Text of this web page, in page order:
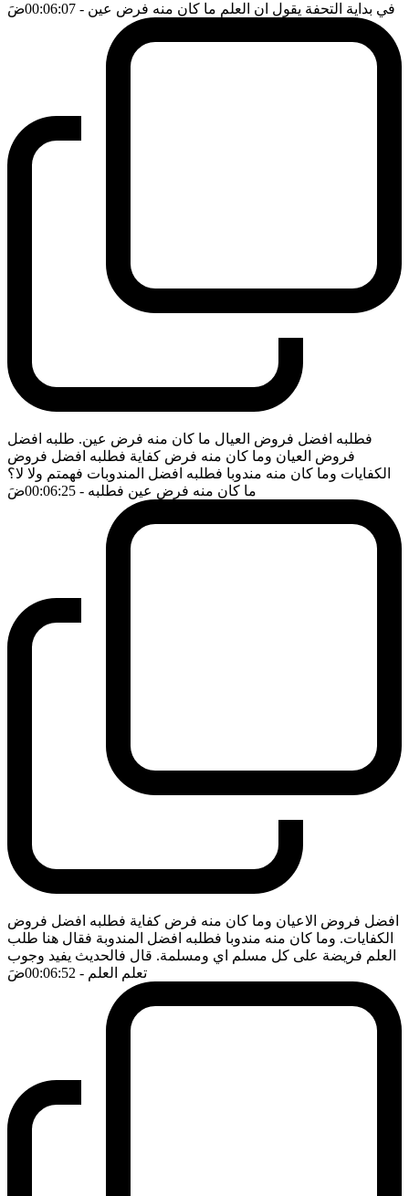
في بداية التحفة يقول ان العلم ما كان منه فرض عين - 00:06:07 ضَ
فطلبه افضل فروض العيال ما كان منه فرض عين. طلبه افضل
فروض العيان وما كان منه فرض كفاية فطلبه افضل فروض
الكفايات وما كان منه مندوبا فطلبه افضل المندوبات فهمتم ولا لا؟
ما كان منه فرض عين فطلبه - 00:06:25 ضَ
افضل فروض الاعيان وما كان منه فرض كفاية فطلبه افضل فروض
الكفايات. وما كان منه مندوبا فطلبه افضل المندوبة فقال هنا طلب
العلم فريضة على كل مسلم اي ومسلمة. قال فالحديث يفيد وجوب
تعلم العلم - 00:06:52 ضَ